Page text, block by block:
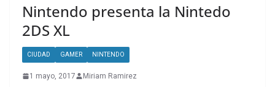
Nintendo presenta la Nintedo
2DS XL
CIUDAD GAMER NINTENDO
1 mayo, 2017 Miriam Ramirez